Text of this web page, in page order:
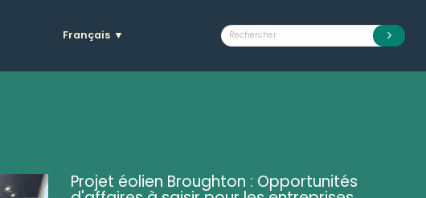
Français ▼
Projet éolien Broughton : Opportunités